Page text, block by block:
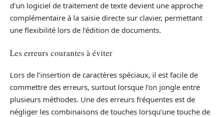
d’un logiciel de traitement de texte devient une approche
complémentaire à la saisie directe sur clavier, permettant
une flexibilité lors de l’édition de documents.
Les erreurs courantes à éviter
Lors de l’insertion de caractères spéciaux, il est facile de
commettre des erreurs, surtout lorsque l’on jongle entre
plusieurs méthodes. Une des erreurs fréquentes est de
négliger les combinaisons de touches lorsqu’une touche de